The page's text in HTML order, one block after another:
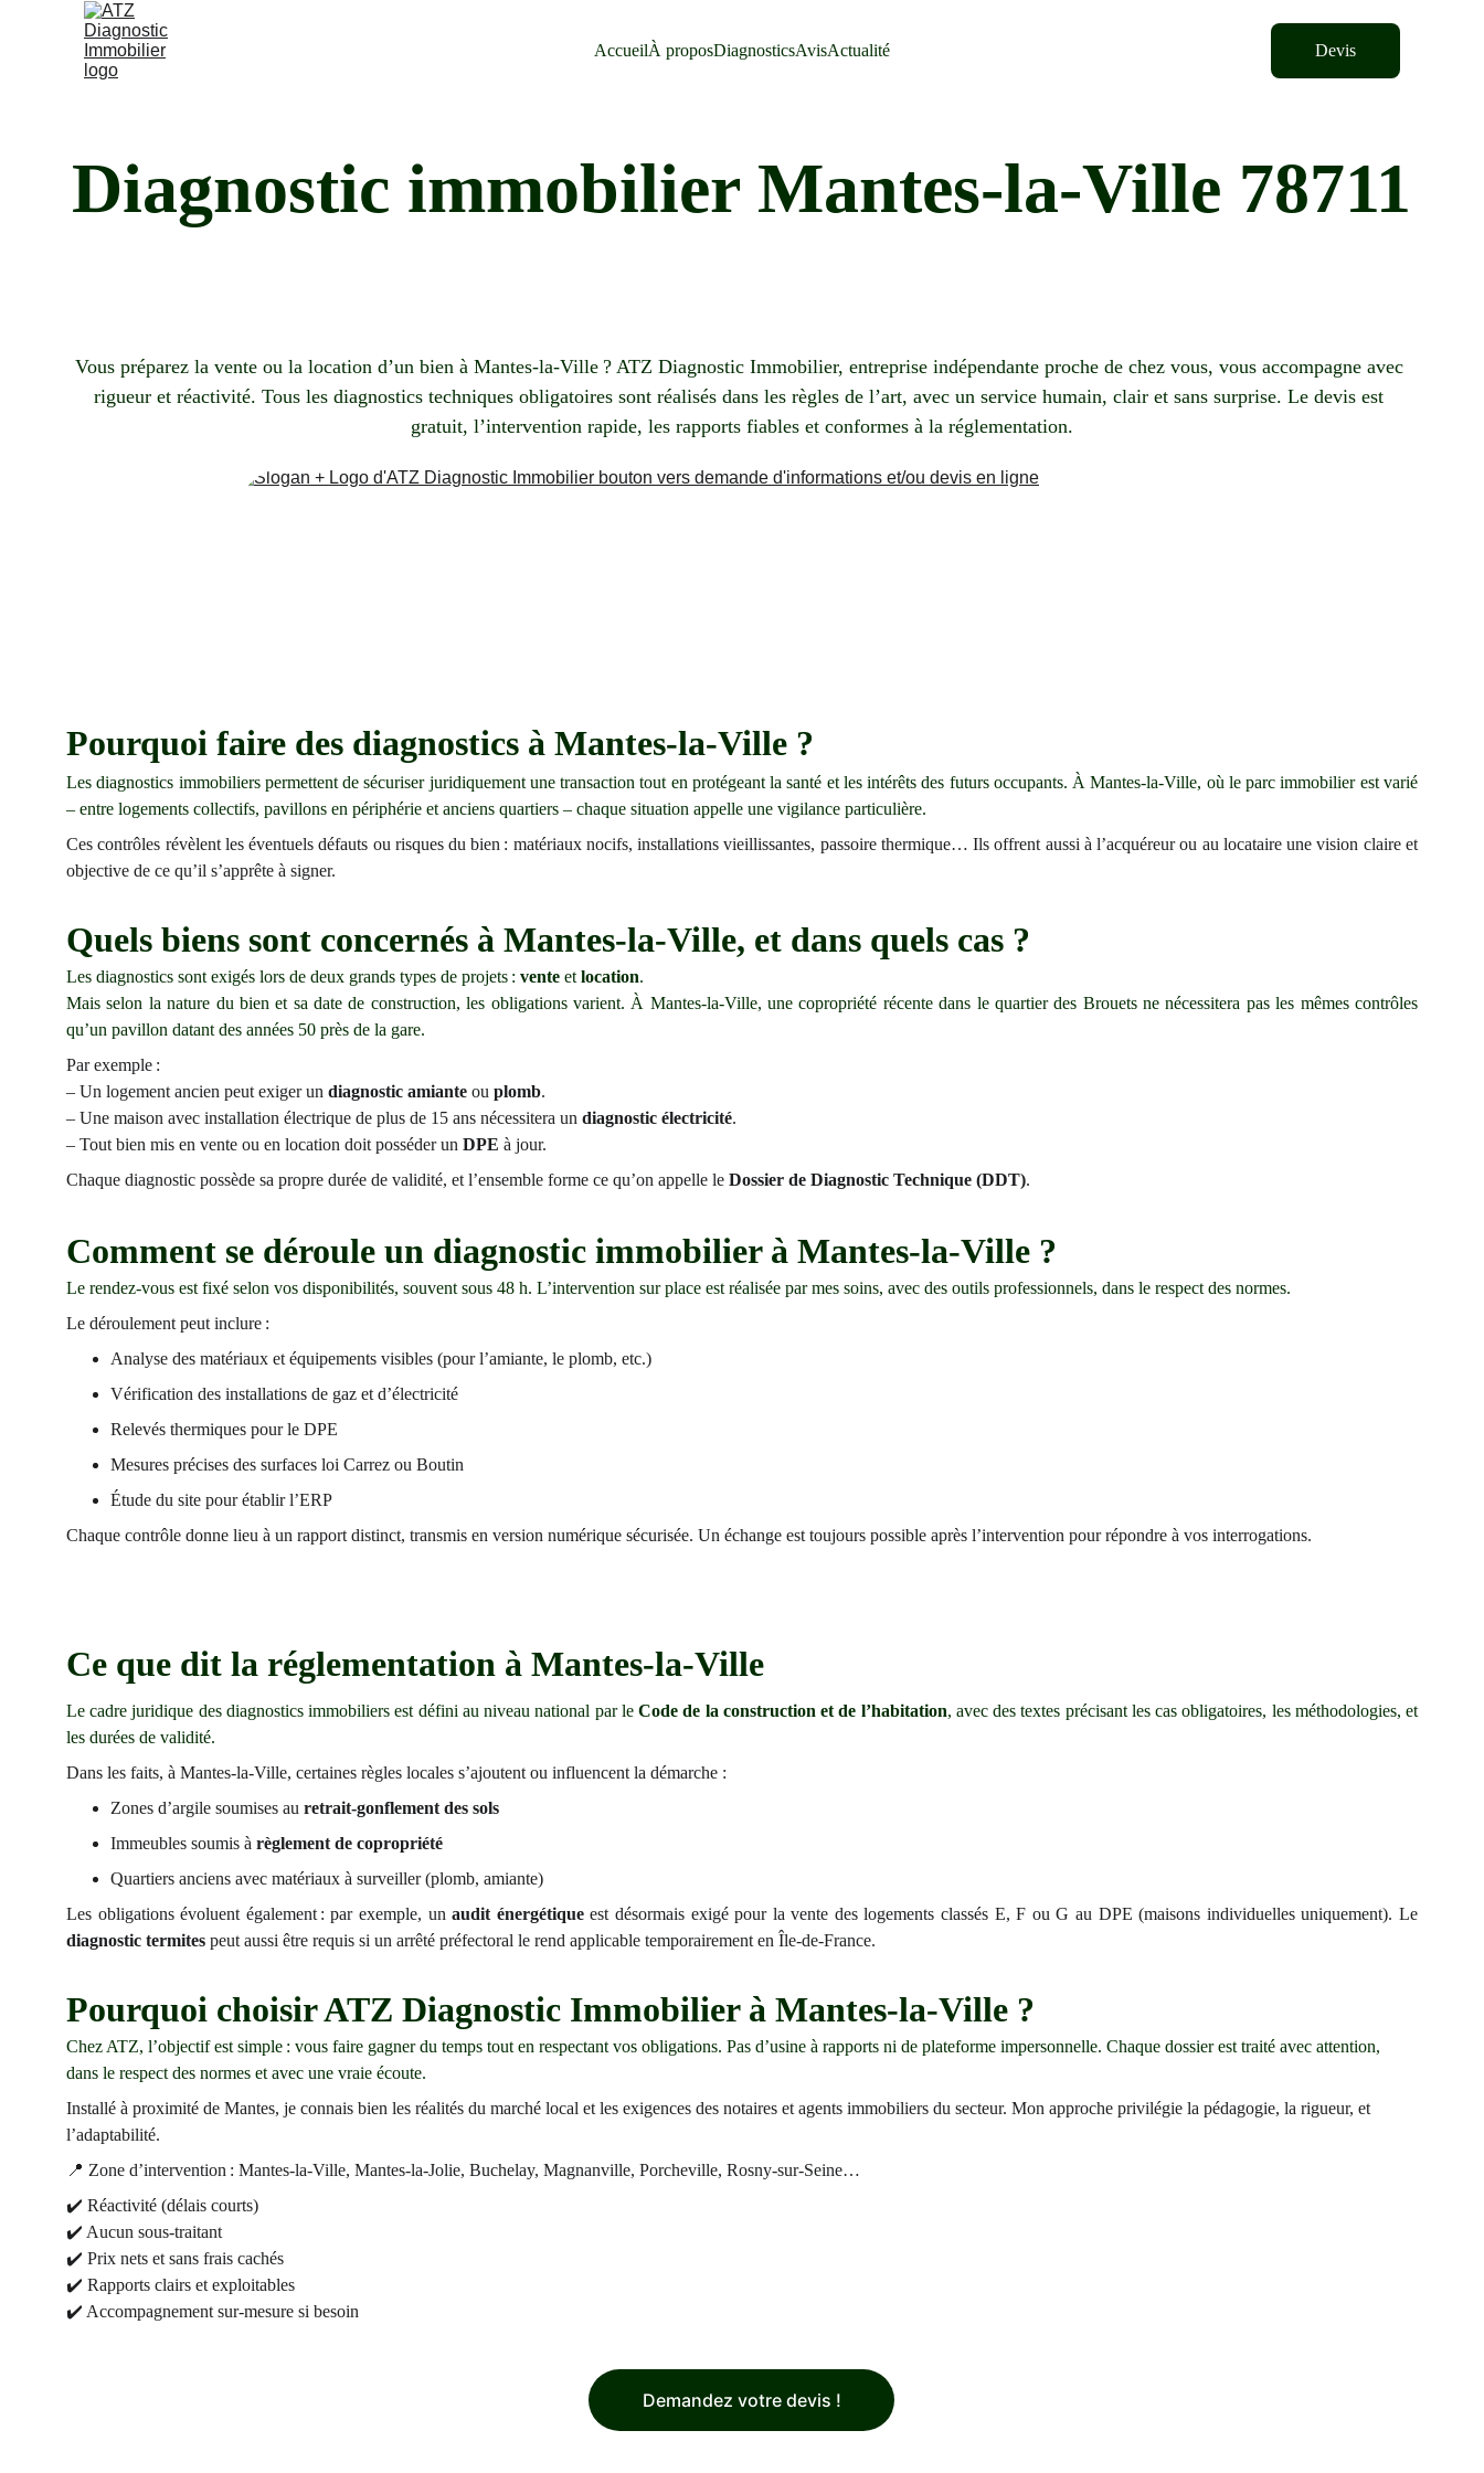
AccueilÀ proposDiagnosticsAvisActualité Devis
Diagnostic immobilier Mantes-la-Ville 78711
Vous préparez la vente ou la location d’un bien à Mantes-la-Ville ? ATZ Diagnostic Immobilier, entreprise indépendante proche de chez vous, vous accompagne avec
rigueur et réactivité. Tous les diagnostics techniques obligatoires sont réalisés dans les règles de l’art, avec un service humain, clair et sans surprise. Le devis est
gratuit, l’intervention rapide, les rapports fiables et conformes à la réglementation.
Demandez votre devis !
Pourquoi faire des diagnostics à Mantes-la-Ville ?
Les diagnostics immobiliers permettent de sécuriser juridiquement une transaction tout en protégeant la santé et les intérêts des futurs occupants. À Mantes-la-Ville, où le parc immobilier est varié
– entre logements collectifs, pavillons en périphérie et anciens quartiers – chaque situation appelle une vigilance particulière.
Ces contrôles révèlent les éventuels défauts ou risques du bien : matériaux nocifs, installations vieillissantes, passoire thermique… Ils offrent aussi à l’acquéreur ou au locataire une vision claire et
objective de ce qu’il s’apprête à signer.
Quels biens sont concernés à Mantes-la-Ville, et dans quels cas ?
Les diagnostics sont exigés lors de deux grands types de projets : vente et location.
Mais selon la nature du bien et sa date de construction, les obligations varient. À Mantes-la-Ville, une copropriété récente dans le quartier des Brouets ne nécessitera pas les mêmes contrôles
qu’un pavillon datant des années 50 près de la gare.
Par exemple :
– Un logement ancien peut exiger un diagnostic amiante ou plomb.
– Une maison avec installation électrique de plus de 15 ans nécessitera un diagnostic électricité.
– Tout bien mis en vente ou en location doit posséder un DPE à jour.
Chaque diagnostic possède sa propre durée de validité, et l’ensemble forme ce qu’on appelle le Dossier de Diagnostic Technique (DDT).
Comment se déroule un diagnostic immobilier à Mantes-la-Ville ?
Le rendez-vous est fixé selon vos disponibilités, souvent sous 48 h. L’intervention sur place est réalisée par mes soins, avec des outils professionnels, dans le respect des normes.
Le déroulement peut inclure :
Analyse des matériaux et équipements visibles (pour l’amiante, le plomb, etc.)
Vérification des installations de gaz et d’électricité
Relevés thermiques pour le DPE
Mesures précises des surfaces loi Carrez ou Boutin
Étude du site pour établir l’ERP
Chaque contrôle donne lieu à un rapport distinct, transmis en version numérique sécurisée. Un échange est toujours possible après l’intervention pour répondre à vos interrogations.
Ce que dit la réglementation à Mantes-la-Ville
Le cadre juridique des diagnostics immobiliers est défini au niveau national par leCode de la construction et de l’habitation, avec des textes précisant les cas obligatoires, les méthodologies, et
les durées de validité.
Dans les faits, à Mantes-la-Ville, certaines règles locales s’ajoutent ou influencent la démarche :
Zones d’argile soumises au retrait-gonflement des sols
Immeubles soumis à règlement de copropriété
Quartiers anciens avec matériaux à surveiller (plomb, amiante)
Les obligations évoluent également : par exemple, unaudit énergétiqueest désormais exigé pour la vente des logements classés E, F ou G au DPE (maisons individuelles uniquement). Le
diagnostic termites peut aussi être requis si un arrêté préfectoral le rend applicable temporairement en Île-de-France.
Pourquoi choisir ATZ Diagnostic Immobilier à Mantes-la-Ville ?
Chez ATZ, l’objectif est simple : vous faire gagner du temps tout en respectant vos obligations. Pas d’usine à rapports ni de plateforme impersonnelle. Chaque dossier est traité avec attention,
dans le respect des normes et avec une vraie écoute.
Installé à proximité de Mantes, je connais bien les réalités du marché local et les exigences des notaires et agents immobiliers du secteur. Mon approche privilégie la pédagogie, la rigueur, et
l’adaptabilité.
📍 Zone d’intervention : Mantes-la-Ville, Mantes-la-Jolie, Buchelay, Magnanville, Porcheville, Rosny-sur-Seine…
✔️ Réactivité (délais courts)
✔️ Aucun sous-traitant
✔️ Prix nets et sans frais cachés
✔️ Rapports clairs et exploitables
✔️ Accompagnement sur-mesure si besoin